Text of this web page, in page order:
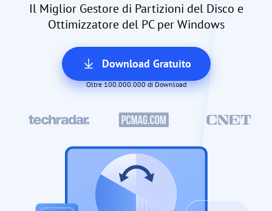
Il Miglior Gestore di Partizioni del Disco e
Ottimizzatore del PC per Windows
Download Gratuito
Oltre 100.000.000 di Download